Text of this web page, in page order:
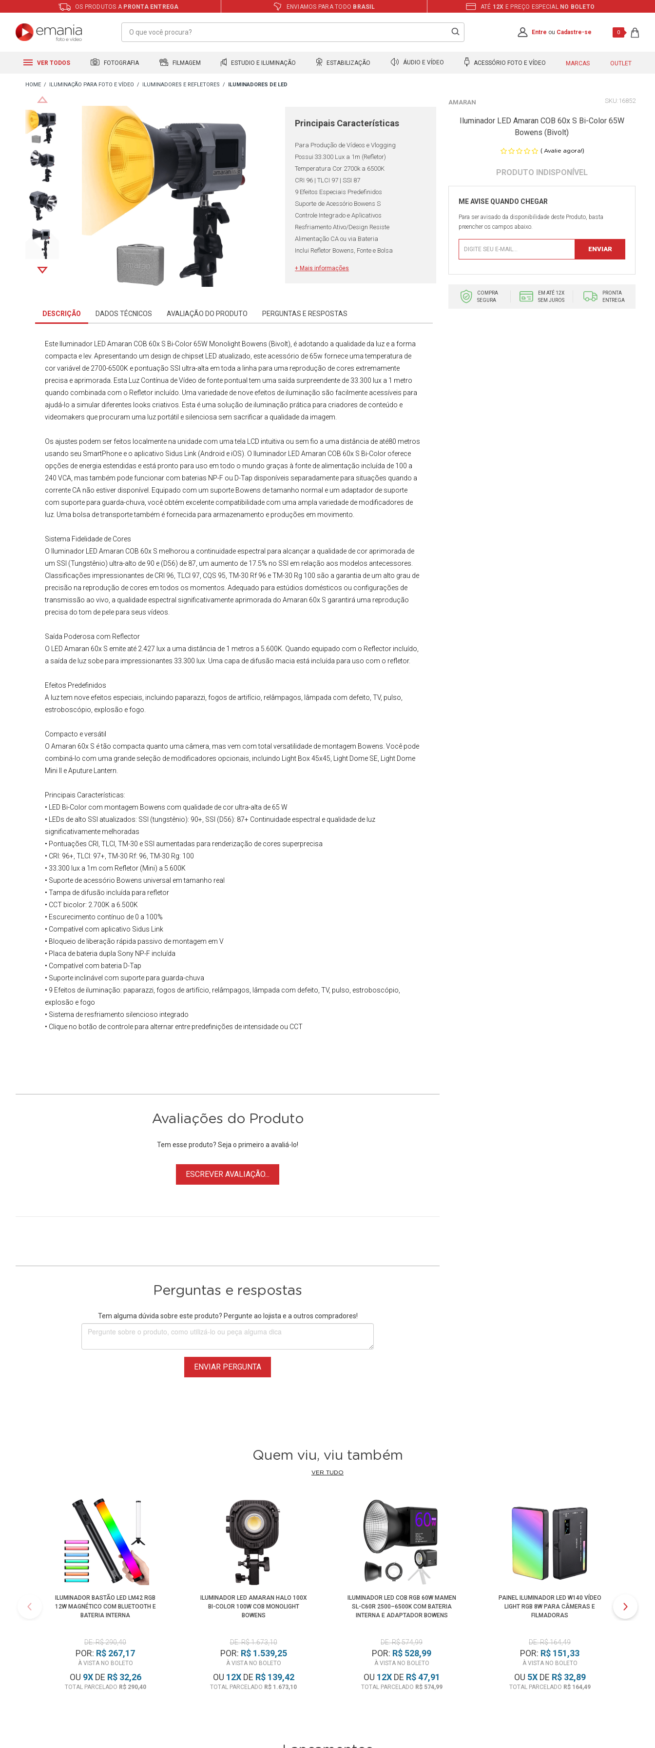
OS PRODUTOS A PRONTA ENTREGA ENVIAMOS PARA TODO BRASIL ATÉ 12X E PREÇO ESPECIAL NO BOLETO
Entre ou Cadastre-se 0
VER TODOS FOTOGRAFIA FILMAGEM ESTUDIO E ILUMINAÇÃO ESTABILIZAÇÃO ÁUDIO E VÍDEO ACESSÓRIO FOTO E VÍDEO MARCAS OUTLET
ILUMINAÇÃO PARA FOTO E VÍDEO ILUMINADORES E REFLETORES ILUMINADORES DE LED
Principais Características
Para Produção de Vídeos e Vlogging
Possui 33.300 Lux a 1m (Refletor)
Temperatura Cor 2700k a 6500K
CRI 96 | TLCI 97 | SSI 87
9 Efeitos Especiais Predefinidos
Suporte de Acessório Bowens S
Controle Integrado e Aplicativos
Resfriamento Ativo/Design Resiste
Alimentação CA ou via Bateria
Inclui Refletor Bowens, Fonte e Bolsa
+ Mais informações
AMARAN 16852
Iluminador LED Amaran COB 60x S Bi-Color 65W
Bowens (Bivolt)
( Avalie agora!)
Para ser avisado da disponibilidade deste Produto, basta
preencher os campos abaixo.
COMPRA
SEGURA
EM ATÉ 12X
SEM JUROS
PRONTA
ENTREGA
DESCRIÇÃO DADOS TÉCNICOS AVALIAÇÃO DO PRODUTO PERGUNTAS E RESPOSTAS
Este Iluminador LED Amaran COB 60x S Bi-Color 65W Monolight Bowens (Bivolt) , é adotando a qualidade da luz e a forma
compacta e lev. Apresentando um design de chipset LED atualizado, este acessório de 65w fornece uma temperatura de
cor variável de 2700-6500K e pontuação SSI ultra-alta em toda a linha para uma reprodução de cores extremamente
precisa e aprimorada. Esta
Luz Contínua de Vídeo de fonte pontual tem uma saída surpreendente de 33.300 lux a 1 metro
quando combinada com o Refletor incluído. Uma variedade de nove efeitos de iluminação são facilmente acessíveis para
ajudá-lo a simular diferentes looks criativos. Esta é uma solução de iluminação prática para criadores de conteúdo e
videomakers que procuram uma luz portátil e silenciosa sem sacrificar a qualidade da imagem.
Os ajustes podem ser feitos localmente na unidade com uma tela LCD intuitiva ou sem fio a uma distância de até80 metros
usando seu SmartPhone e o aplicativo Sidus Link (Android e iOS). O
Iluminador LED Amaran COB 60x S Bi-Color oferece
opções de energia estendidas e está pronto para uso em todo o mundo graças à fonte de alimentação incluída de 100 a
240 VCA, mas também pode funcionar com baterias NP-F ou D-Tap disponíveis separadamente para situações quando a
corrente CA não estiver disponível. Equipado com um suporte Bowens de tamanho normal e um adaptador de suporte
com suporte para guarda-chuva, você obtém excelente compatibilidade com uma ampla variedade de modificadores de
luz. Uma bolsa de transporte também é fornecida para armazenamento e produções em movimento.
Sistema Fidelidade de Cores
O
Iluminador LED Amaran COB 60x S melhorou a continuidade espectral para alcançar a qualidade de cor aprimorada de
um SSI (Tungstênio) ultra-alto de 90 e (D56) de 87, um aumento de 17.5% no SSI em relação aos modelos antecessores.
Classificações impressionantes de CRI 96, TLCI 97, CQS 95, TM-30 Rf 96 e TM-30 Rg 100 são a garantia de um alto grau de
precisão na reprodução de cores em todos os momentos. Adequado para estúdios domésticos ou configurações de
transmissão ao vivo, a qualidade espectral significativamente aprimorada do Amaran 60x S garantirá uma reprodução
precisa do tom de pele para seus vídeos.
Saída Poderosa com Reflector
O
LED Amaran 60x S emite até 2.427 lux a uma distância de 1 metros a 5.600K. Quando equipado com o Reflector incluído,
a saída de luz sobe para impressionantes 33.300 lux. Uma capa de difusão macia está incluída para uso com o refletor.
Efeitos Predefinidos
A luz tem nove efeitos especiais, incluindo paparazzi, fogos de artifício, relâmpagos, lâmpada com defeito, TV, pulso,
estroboscópio, explosão e fogo.
Compacto e versátil
O Amaran 60x S é tão compacta quanto uma câmera, mas vem com total versatilidade de montagem Bowens. Você pode
combiná-lo com uma grande seleção de modificadores opcionais, incluindo Light Box 45x45, Light Dome SE, Light Dome
Mini II e Aputure Lantern.
Principais Características:
• LED Bi-Color com montagem Bowens com qualidade de cor ultra-alta de 65 W
• LEDs de alto SSI atualizados: SSI (tungstênio): 90+, SSI (D56): 87+ Continuidade espectral e qualidade de luz
significativamente melhoradas
• Pontuações CRI, TLCI, TM-30 e SSI aumentadas para renderização de cores superprecisa
• CRI: 96+, TLCI: 97+, TM-30 Rf: 96, TM-30 Rg: 100
• 33.300 lux a 1m com Refletor (Mini) a 5.600K
• Suporte de acessório Bowens universal em tamanho real
• Tampa de difusão incluída para refletor
• CCT bicolor: 2.700K a 6.500K
• Escurecimento contínuo de 0 a 100%
• Compatível com aplicativo Sidus Link
• Bloqueio de liberação rápida passivo de montagem em V
• Placa de bateria dupla Sony NP-F incluída
• Compatível com bateria D-Tap
• Suporte inclinável com suporte para guarda-chuva
• 9 Efeitos de iluminação: paparazzi, fogos de artifício, relâmpagos, lâmpada com defeito, TV, pulso, estroboscópio,
explosão e fogo
• Sistema de resfriamento silencioso integrado
• Clique no botão de controle para alternar entre predefinições de intensidade ou CCT
Avaliações do Produto
Tem esse produto? Seja o primeiro a avaliá-lo!
ESCREVER AVALIAÇÃO...
Perguntas e respostas
Tem alguma dúvida sobre este produto? Pergunte ao lojista e a outros compradores!
ENVIAR PERGUNTA
Quem viu, viu também
VER TUDO
ILUMINADOR BASTÃO LED LM42 RGB
12W MAGNÉTICO COM BLUETOOTH E
BATERIA INTERNA
DE: R$ 290,40
POR: R$ 267,17
À VISTA NO BOLETO
OU 9XDE R$ 32,26
TOTAL PARCELADO R$ 290,40
ILUMINADOR LED AMARAN HALO 100X
BI-COLOR 100W COB MONOLIGHT
BOWENS
DE: R$ 1.673,10
POR: R$ 1.539,25
À VISTA NO BOLETO
OU 12XDE R$ 139,42
TOTAL PARCELADO R$ 1.673,10
ILUMINADOR LED COB RGB 60W MAMEN
SL-C60R 2500–6500K COM BATERIA
INTERNA E ADAPTADOR BOWENS
DE: R$ 574,99
POR: R$ 528,99
À VISTA NO BOLETO
OU 12XDE R$ 47,91
TOTAL PARCELADO R$ 574,99
PAINEL ILUMINADOR LED W140 VÍDEO
LIGHT RGB 8W PARA CÂMERAS E
FILMADORAS
DE: R$ 164,49
POR: R$ 151,33
À VISTA NO BOLETO
OU 5XDE R$ 32,89
TOTAL PARCELADO R$ 164,49